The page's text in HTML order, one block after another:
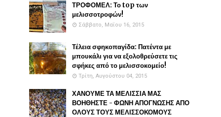
ΤΡΟΦΟΜΕΛ: Το top των
μελισσοτροφών!
Σάββατο, Μαΐου 16, 2015
Τέλεια σφηκοπαγίδα: Πατέντα με
μπουκάλι για να εξολοθρεύσετε τις
σφήκες από το μελισσοκομείο!
Τρίτη, Αυγούστου 04, 2015
ΧΑΝΟΥΜΕ ΤΑ ΜΕΛΙΣΣΙΑ ΜΑΣ
ΒΟΗΘΗΣΤΕ - ΦΩΝΗ ΑΠΟΓΝΩΣΗΣ ΑΠΟ
ΟΛΟΥΣ ΤΟΥΣ ΜΕΛΙΣΣΟΚΟΜΟΥΣ